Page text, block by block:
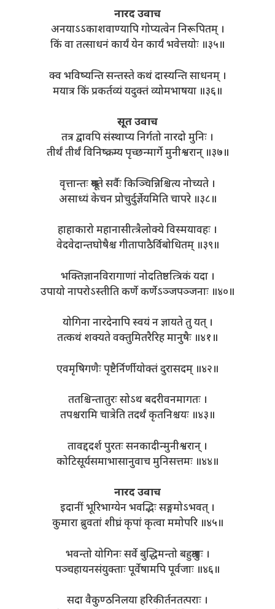
नारद उवाच
अनयाऽऽकाशवाण्यापि गोप्यत्वेन निरूपितम् ।
किं वा तत्साधनं कार्यं येन कार्यं भवेत्तयोः ॥३५॥
क्व भविष्यन्ति सन्तस्ते कथं दास्यन्ति साधनम् ।
मयात्र किं प्रकर्तव्यं यदुक्तं व्योमभाषया ॥३६॥
सूत उवाच
तत्र द्वावपि संस्थाप्य निर्गतो नारदो मुनिः ।
तीर्थं तीर्थं विनिष्क्रम्य पृच्छन्मार्गे मुनीश्वरान् ॥३७॥
वृत्तान्तः श्रूयते सर्वैः किञ्चिन्निश्चित्य नोच्यते ।
असाध्यं केचन प्रोचुर्दुर्ज्ञेयमिति चापरे ॥३८॥
हाहाकारो महानासीत्त्रैलोक्ये विस्मयावहः ।
वेदवेदान्तघोषैश्च गीतापाठैर्विबोधितम् ॥३९॥
भक्तिज्ञानविरागाणां नोदतिष्ठत्त्रिकं यदा ।
उपायो नापरोऽस्तीति कर्णे कर्णेऽञ्जपञ्जनाः ॥४०॥
योगिना नारदेनापि स्वयं न ज्ञायते तु यत् ।
तत्कथं शक्यते वक्तुमितरैरिह मानुषैः ॥४१॥
एवमृषिगणैः पृष्टैर्निर्णीयोक्तं दुरासदम् ॥४२॥
ततश्चिन्तातुरः सोऽथ बदरीवनमागतः ।
तपश्चरामि चात्रेति तदर्थं कृतनिश्चयः ॥४३॥
तावद्ददर्श पुरतः सनकादीन्मुनीश्वरान् ।
कोटिसूर्यसमाभासानुवाच मुनिसत्तमः ॥४४॥
नारद उवाच
इदानीं भूरिभाग्येन भवद्भिः सङ्गमोऽभवत् ।
कुमारा ब्रुवतां शीघ्रं कृपां कृत्वा ममोपरि ॥४५॥
भवन्तो योगिनः सर्वे बुद्धिमन्तो बहुश्रुताः ।
पञ्चहायनसंयुक्ताः पूर्वेषामपि पूर्वजाः ॥४६॥
सदा वैकुण्ठनिलया हरिकीर्तनतत्पराः ।